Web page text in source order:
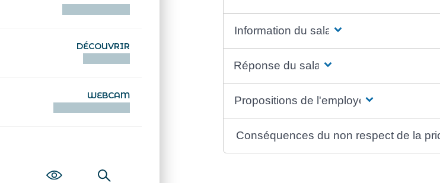
DÉCOUVRIR
WEBCAM
Information du salarié
Réponse du salarié
Propositions de l'employeur
Conséquences du non respect de la